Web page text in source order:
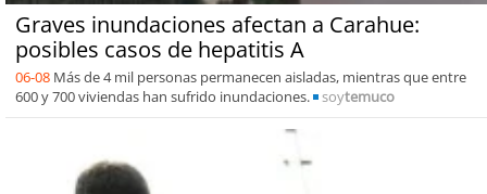
Graves inundaciones afectan a Carahue:
posibles casos de hepatitis A
06-08 Más de 4 mil personas permanecen aisladas, mientras que entre
600 y 700 viviendas han sufrido inundaciones.
soytemuco